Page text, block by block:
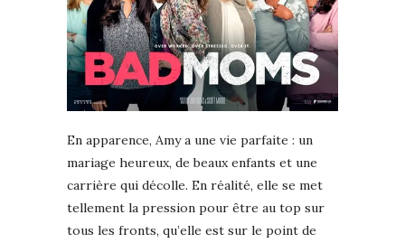
En apparence, Amy a une vie parfaite : un
mariage heureux, de beaux enfants et une
carrière qui décolle. En réalité, elle se met
tellement la pression pour être au top sur
tous les fronts, qu’elle est sur le point de